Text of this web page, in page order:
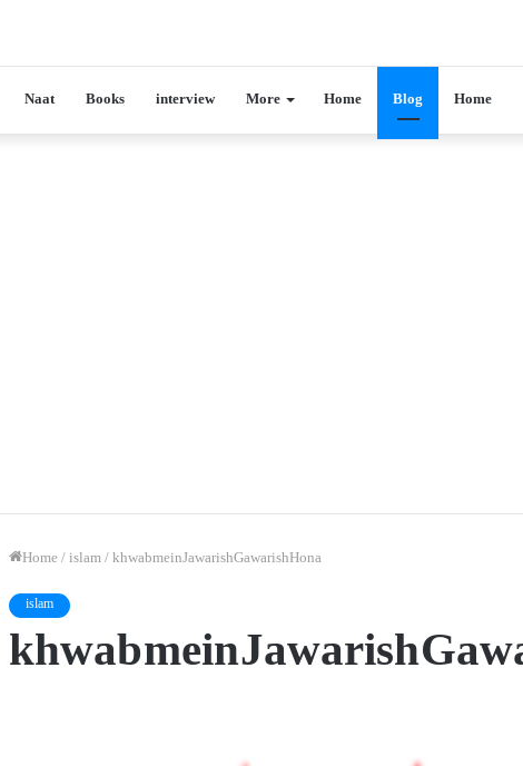
Naat Books interview More Home Blog Home
Home/islam/khwab mein Jawarish Gawarish Hona
islam
khwab mein Jawarish